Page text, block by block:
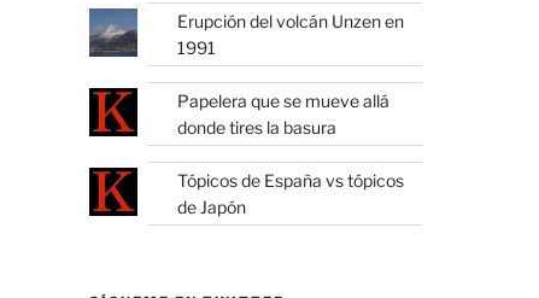
Erupción del volcán Unzen en
1991
Papelera que se mueve allá
donde tires la basura
Tópicos de España vs tópicos
de Japón